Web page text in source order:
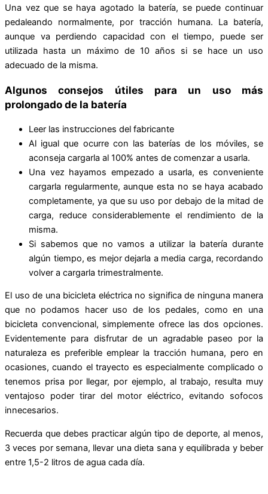
Una vez que se haya agotado la batería, se puede continuar
pedaleando normalmente, por tracción humana. La batería,
aunque va perdiendo capacidad con el tiempo, puede ser
utilizada hasta un máximo de 10 años si se hace un uso
adecuado de la misma.
Algunos consejos útiles para un uso más
prolongado de la batería
Leer las instrucciones del fabricante
Al igual que ocurre con las baterías de los móviles, se
aconseja cargarla al 100% antes de comenzar a usarla.
Una vez hayamos empezado a usarla, es conveniente
cargarla regularmente, aunque esta no se haya acabado
completamente, ya que su uso por debajo de la mitad de
carga, reduce considerablemente el rendimiento de la
misma.
Si sabemos que no vamos a utilizar la batería durante
algún tiempo, es mejor dejarla a media carga, recordando
volver a cargarla trimestralmente.
El uso de una bicicleta eléctrica no significa de ninguna manera
que no podamos hacer uso de los pedales, como en una
bicicleta convencional, simplemente ofrece las dos opciones.
Evidentemente para disfrutar de un agradable paseo por la
naturaleza es preferible emplear la tracción humana, pero en
ocasiones, cuando el trayecto es especialmente complicado o
tenemos prisa por llegar, por ejemplo, al trabajo, resulta muy
ventajoso poder tirar del motor eléctrico, evitando sofocos
innecesarios.
Recuerda que debes practicar algún tipo de deporte, al menos,
3 veces por semana, llevar una dieta sana y equilibrada y beber
entre 1,5-2 litros de agua cada día.